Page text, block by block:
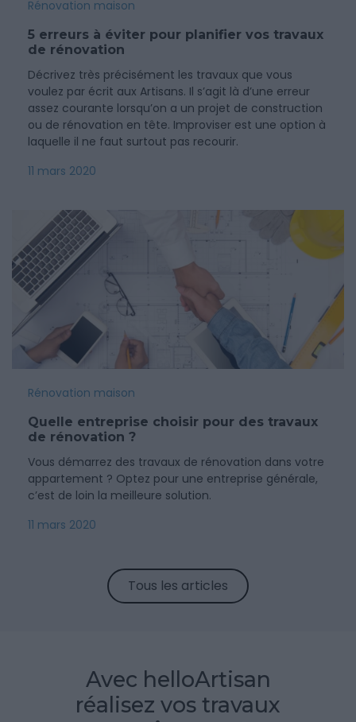
Rénovation maison
5 erreurs à éviter pour planifier vos travaux
de rénovation
Décrivez très précisément les travaux que vous
voulez par écrit aux Artisans. Il s’agit là d’une erreur
assez courante lorsqu’on a un projet de construction
ou de rénovation en tête. Improviser est une option à
laquelle il ne faut surtout pas recourir.
11 mars 2020
Rénovation maison
Quelle entreprise choisir pour des travaux
de rénovation ?
Vous démarrez des travaux de rénovation dans votre
appartement ? Optez pour une entreprise générale,
c’est de loin la meilleure solution.
11 mars 2020
Tous les articles
Avec helloArtisan
réalisez vos travaux